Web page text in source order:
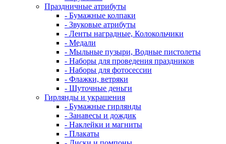
Праздничные атрибуты
- Бумажные колпаки
- Звуковые атрибуты
- Ленты наградные, Колокольчики
- Медали
- Мыльные пузыри, Водные пистолеты
- Наборы для проведения праздников
- Наборы для фотосессии
- Флажки, ветряки
- Шуточные деньги
Гирлянды и украшения
- Бумажные гирлянды
- Занавесы и дождик
- Наклейки и магниты
- Плакаты